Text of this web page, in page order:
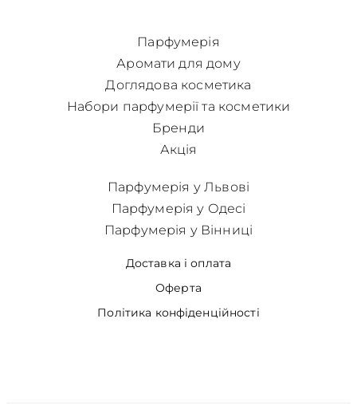
Парфумерія
Аромати для дому
Доглядова косметика
Набори парфумерії та косметики
Бренди
Акція
Доставка і оплата
Оферта
Політика конфіденційності
Парфумерія у Львові
Парфумерія у Одесі
Парфумерія у Вінниці